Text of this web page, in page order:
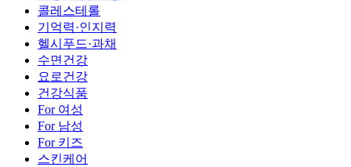
콜레스테롤
기억력·인지력
헬시푸드·과채
수면건강
요로건강
건강식품
For 여성
For 남성
For 키즈
스킨케어